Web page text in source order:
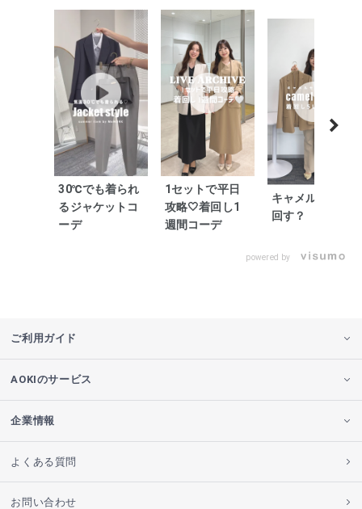
30℃でも着られ
るジャケットコ
ーデ
1セットで平日
攻略🤍着回し1
週間コーデ
キャメルどう着
回す？
powered by
ご利用ガイド
AOKIのサービス
企業情報
よくある質問
お問い合わせ